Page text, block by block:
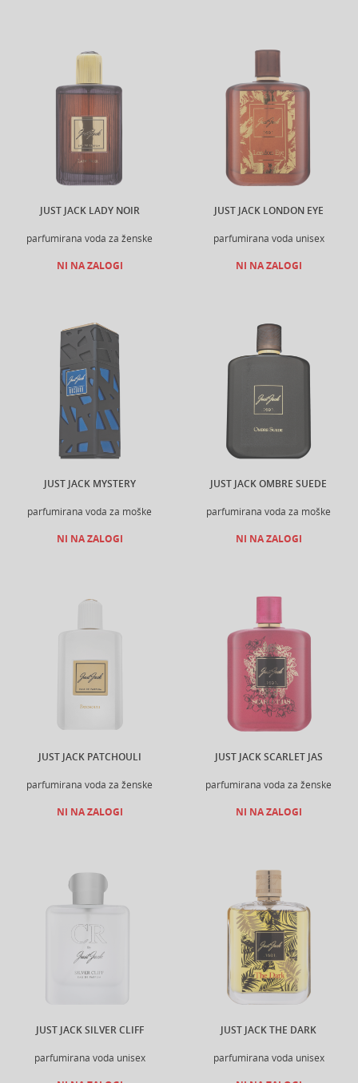
JUST JACK LADY NOIR
parfumirana voda za ženske
NI NA ZALOGI
JUST JACK LONDON EYE
parfumirana voda unisex
NI NA ZALOGI
JUST JACK MYSTERY
parfumirana voda za moške
NI NA ZALOGI
JUST JACK OMBRE SUEDE
parfumirana voda za moške
NI NA ZALOGI
JUST JACK PATCHOULI
parfumirana voda za ženske
NI NA ZALOGI
JUST JACK SCARLET JAS
parfumirana voda za ženske
NI NA ZALOGI
JUST JACK SILVER CLIFF
parfumirana voda unisex
JUST JACK THE DARK
parfumirana voda unisex